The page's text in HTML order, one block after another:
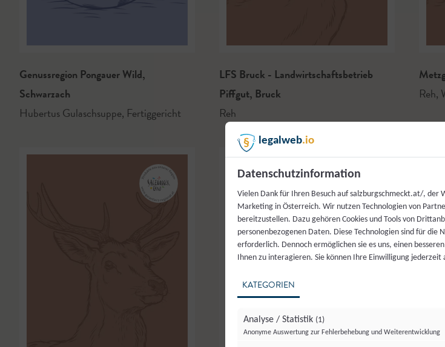
Genussregion Pongauer Wild,
Schwarzach
Hubertus Gulaschsuppe, Fertiggericht
LFS Bruck - Landwirtschaftsbetrieb
Piffgut, Bruck
Reh
Reh,
legalweb.io
Datenschutzinformation
Vielen Dank für Ihren Besuch auf salzburgschmeckt.at/, der
Marketing in Österreich. Wir nutzen Technologien von
bereitzustellen. Dazu gehören Cookies und Tools von
personenbezogenen Daten. Diese Technologien sind für die
erforderlich. Dennoch ermöglichen sie es uns, einen
Ihnen zu interagieren. Sie können Ihre Einwilligung jederzeit
KATEGORIEN
Analyse / Statistik (1)
Anonyme Auswertung zur Fehlerbehebung und Weiterentwicklung